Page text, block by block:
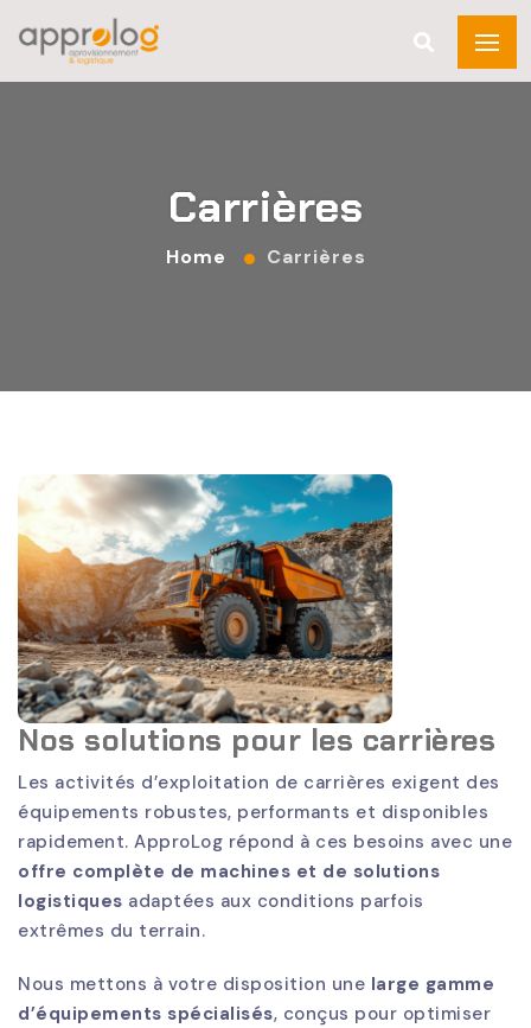
Carrières
Home Carrières
Nos solutions pour les carrières
Les activités d’exploitation de carrières exigent des
équipements robustes, performants et disponibles
rapidement. ApproLog répond à ces besoins avec une
offre complète de machines et de solutions
logistiques adaptées aux conditions parfois
extrêmes du terrain.
Nous mettons à votre disposition une large gamme
d’équipements spécialisés, conçus pour optimiser